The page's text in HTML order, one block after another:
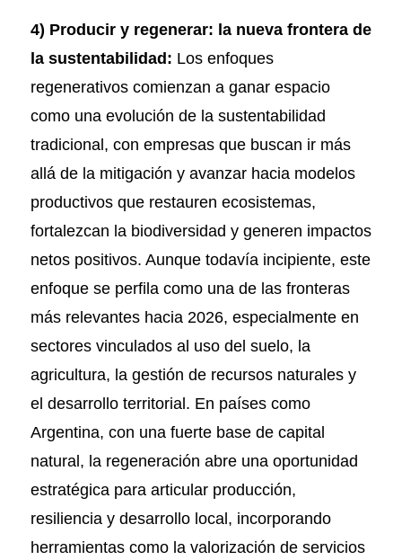
4) Producir y regenerar: la nueva frontera de
la sustentabilidad: Los enfoques
regenerativos comienzan a ganar espacio
como una evolución de la sustentabilidad
tradicional, con empresas que buscan ir más
allá de la mitigación y avanzar hacia modelos
productivos que restauren ecosistemas,
fortalezcan la biodiversidad y generen impactos
netos positivos. Aunque todavía incipiente, este
enfoque se perfila como una de las fronteras
más relevantes hacia 2026, especialmente en
sectores vinculados al uso del suelo, la
agricultura, la gestión de recursos naturales y
el desarrollo territorial. En países como
Argentina, con una fuerte base de capital
natural, la regeneración abre una oportunidad
estratégica para articular producción,
resiliencia y desarrollo local, incorporando
herramientas como la valorización de servicios